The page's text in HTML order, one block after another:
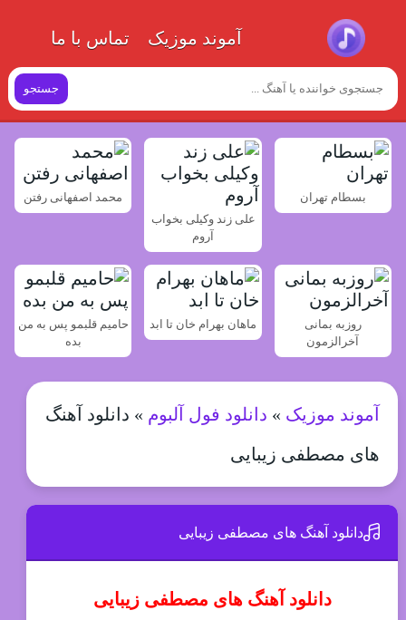
آموند موزیک تماس با ما
جستجو
بسطام تهران
علی زند وکیلی بخواب
آروم
محمد اصفهانی رفتن
روزبه بمانی
آخرالزمون
ماهان بهرام خان تا ابد
حامیم قلبمو پس به من
بده
آموند موزیک » دانلود فول آلبوم » دانلود آهنگ
های مصطفی زیبایی
دانلود آهنگ های مصطفی زیبایی
دانلود آهنگ های مصطفی زیبایی